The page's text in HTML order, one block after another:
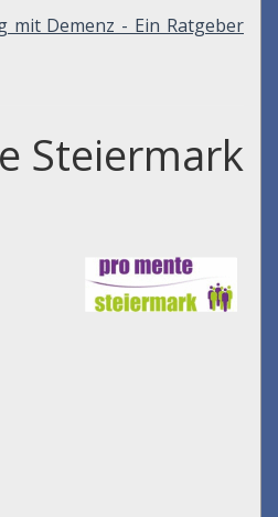
mit Demenz - Ein Ratgeber
Steiermark